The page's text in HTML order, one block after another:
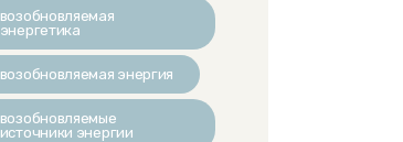
возобновляемая
энергетика
возобновляемая энергия
возобновляемые
источники энергии